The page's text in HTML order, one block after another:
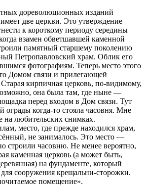
дореволюционных изданий
две церкви. Это утверждение
к короткому периоду середины
взамен обветшавшей каменной
памятный старшему поколению
Петропавловский храм. Облик его
фотографиям. Теперь место этого
Домом связи и прилегающей
кирпичная церковь, по-видимому,
она была там, где ныне —
перед входом в Дом связи. Тут
ограды когда-то стояла часовня. Мне
на любительских снимках.
место, где прежде находился храм,
не занималось. Это место —
строили часовню. Не менее вероятно,
каменная церковь (а может быть,
на фундаменте, который
сооружения крещальни-сторожки.
помещение».